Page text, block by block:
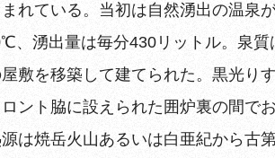
れている。当初は自然湧出の温泉
、湧出量は毎分430リットル。泉質
敷を移築して建てられた。黒光り
ント脇に設えられた囲炉裏の間で
は焼岳火山あるいは白亜紀から古